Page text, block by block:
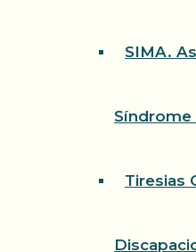
SIMA.
Síndrome
Tiresias